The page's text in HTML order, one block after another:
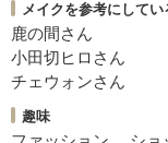
メイクを参考にしてい
鹿の間さん
小田切ヒロさん
チェウォンさん
趣味